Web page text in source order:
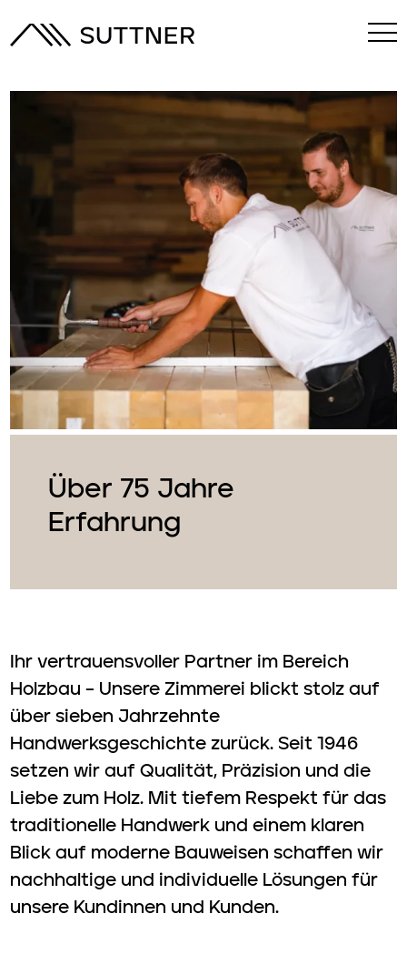
Über 75 Jahre
Erfahrung
Ihr vertrauensvoller Partner im Bereich
Holzbau – Unsere Zimmerei blickt stolz auf
über sieben Jahrzehnte
Handwerksgeschichte zurück. Seit 1946
setzen wir auf Qualität, Präzision und die
Liebe zum Holz. Mit tiefem Respekt für das
traditionelle Handwerk und einem klaren
Blick auf moderne Bauweisen schaffen wir
nachhaltige und individuelle Lösungen für
unsere Kundinnen und Kunden.